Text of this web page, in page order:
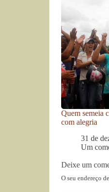
Quem semeia
com alegria
31 de
Um
Deixe um
O seu endereço